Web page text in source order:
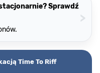
Sprawdź
>
Time To Riff